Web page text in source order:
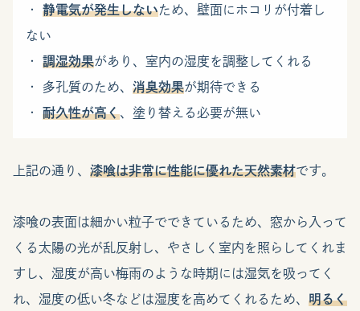
・ 静電気が発生しないため、壁面にホコリが付着し
ない
・ 調湿効果があり、室内の湿度を調整してくれる
・ 多孔質のため、 消臭効果が期待できる
・ 耐久性が高く、塗り替える必要が無い
上記の通り、 漆喰は非常に性能に優れた天然素材です。
漆喰の表面は細かい粒子でできているため、窓から入って
くる太陽の光が乱反射し、やさしく室内を照らしてくれま
すし、湿度が高い梅雨のような時期には湿気を吸ってく
れ、湿度の低い冬などは湿度を高めてくれるため、 明るく